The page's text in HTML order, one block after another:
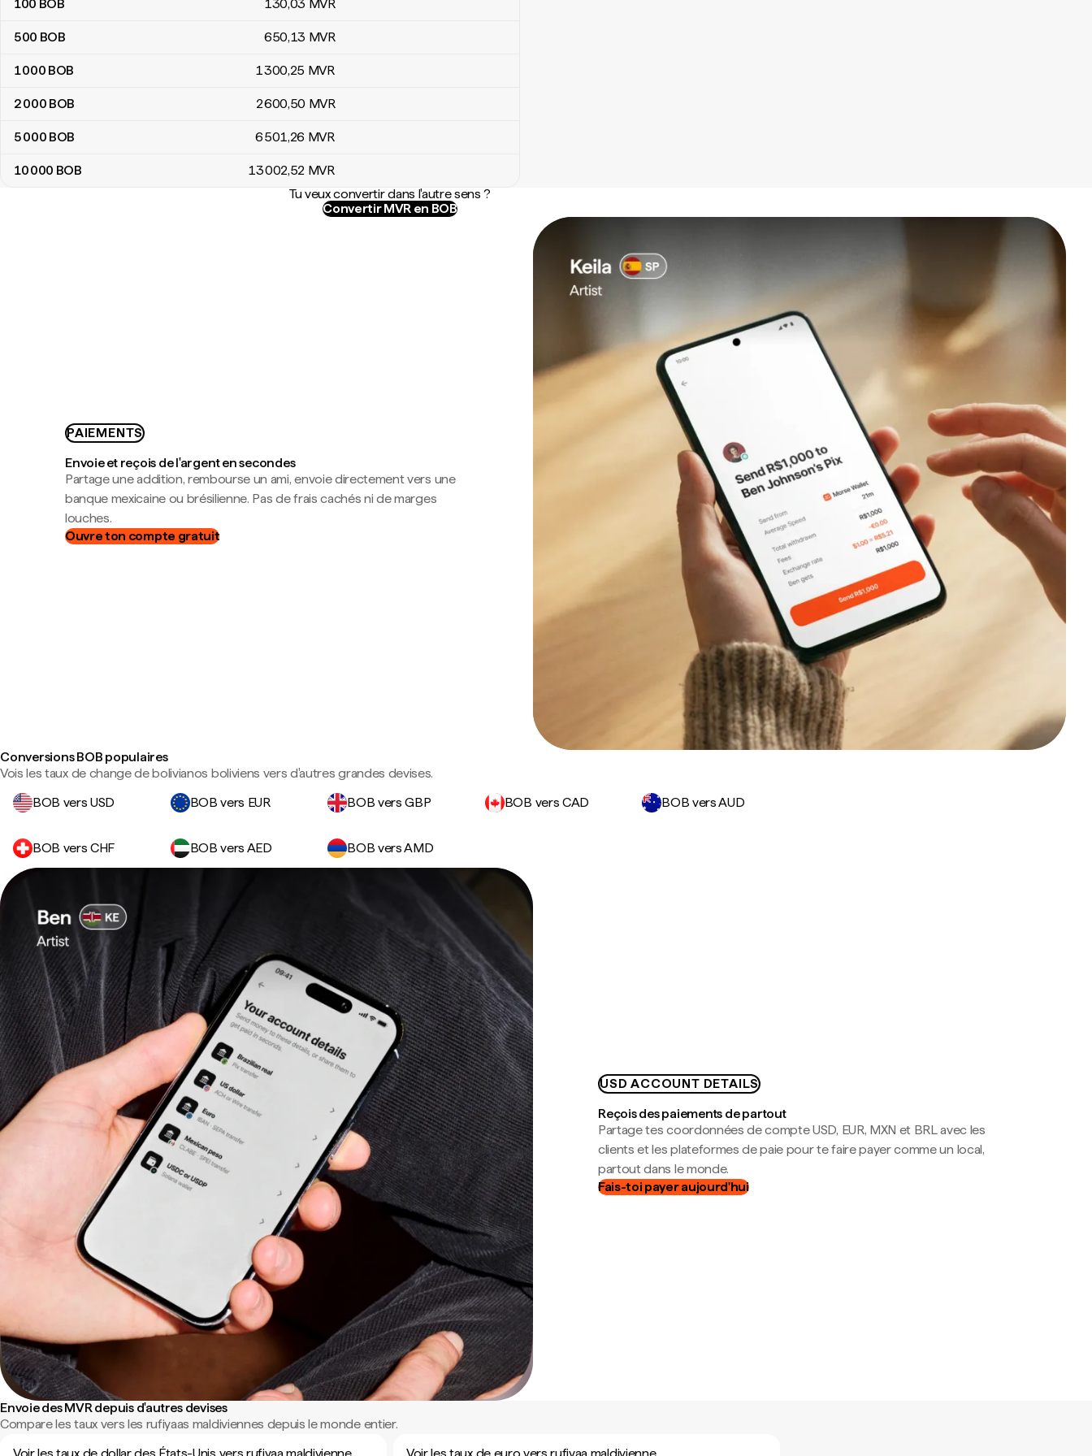
100 BOB 130,03 MVR
500 BOB 650,13 MVR
1 000 BOB 1 300,25 MVR
2 000 BOB 2 600,50 MVR
5 000 BOB 6 501,26 MVR
10 000 BOB 13 002,52 MVR
Tu veux convertir dans l'autre sens ?
Convertir MVR en BOB
PAIEMENTS
Envoie et reçois de l'argent en secondes
Partage une addition, rembourse un ami, envoie directement vers une
banque mexicaine ou brésilienne. Pas de frais cachés ni de marges
louches.
Ouvre ton compte gratuit
Conversions BOB populaires
Vois les taux de change de bolivianos boliviens vers d'autres grandes devises.
BOB vers USD
BOB vers EUR BOB vers GBP BOB vers CAD BOB vers AUD
BOB vers CHF BOB vers AED BOB vers AMD
USD ACCOUNT DETAILS
Reçois des paiements de partout
Partage tes coordonnées de compte USD, EUR, MXN et BRL avec les
clients et les plateformes de paie pour te faire payer comme un local,
partout dans le monde.
Fais-toi payer aujourd'hui
Envoie des MVR depuis d'autres devises
Compare les taux vers les rufiyaas maldiviennes depuis le monde entier.